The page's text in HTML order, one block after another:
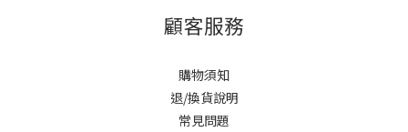
顧客服務
購物須知
退/換貨說明
常見問題